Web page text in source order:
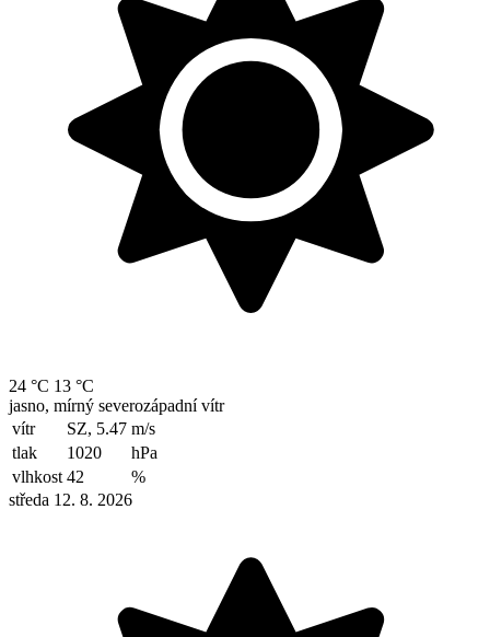
24 °C 13 °C
jasno, mírný severozápadní vítr
vítr
SZ, 5.47 m/s
tlak
1020
hPa
vlhkost 42
%
středa 12. 8. 2026